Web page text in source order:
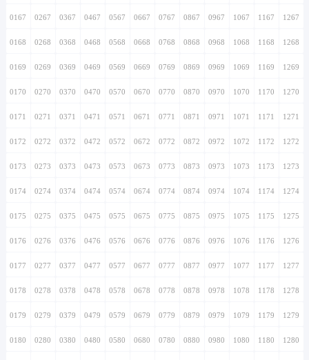
0167 0267 0367 0467 0567 0667 0767 0867 0967 1067 1167 1267
0168 0268 0368 0468 0568 0668 0768 0868 0968 1068 1168 1268
0169 0269 0369 0469 0569 0669 0769 0869 0969 1069 1169 1269
0170 0270 0370 0470 0570 0670 0770 0870 0970 1070 1170 1270
0171 0271 0371 0471 0571 0671 0771 0871 0971 1071 1171 1271
0172 0272 0372 0472 0572 0672 0772 0872 0972 1072 1172 1272
0173 0273 0373 0473 0573 0673 0773 0873 0973 1073 1173 1273
0174 0274 0374 0474 0574 0674 0774 0874 0974 1074 1174 1274
0175 0275 0375 0475 0575 0675 0775 0875 0975 1075 1175 1275
0176 0276 0376 0476 0576 0676 0776 0876 0976 1076 1176 1276
0177 0277 0377 0477 0577 0677 0777 0877 0977 1077 1177 1277
0178 0278 0378 0478 0578 0678 0778 0878 0978 1078 1178 1278
0179 0279 0379 0479 0579 0679 0779 0879 0979 1079 1179 1279
0180 0280 0380 0480 0580 0680 0780 0880 0980 1080 1180 1280